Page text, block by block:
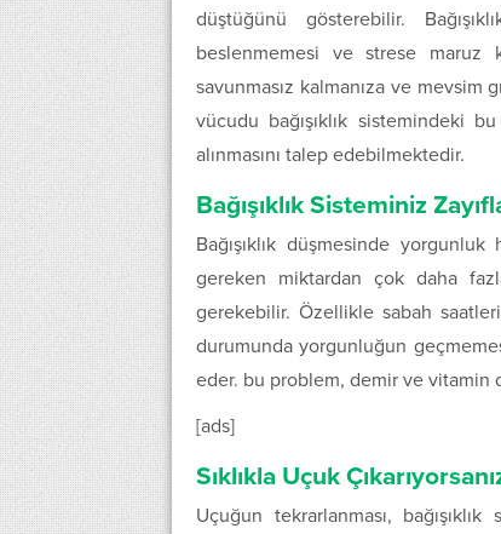
düştüğünü gösterebilir.
beslenmemesi ve strese maruz
savunmasız kalmanıza ve
vücudu bağışıklık sistemindeki
alınmasını talep edebilmektedir.
Bağışıklık Sisteminiz
Bağışıklık düşmesinde
gereken miktardan çok daha
gerekebilir. Özellikle sabah
durumunda yorgunluğun
eder. bu problem, demir ve vitamin
[ads]
Sıklıkla Uçuk
Uçuğun tekrarlanması,